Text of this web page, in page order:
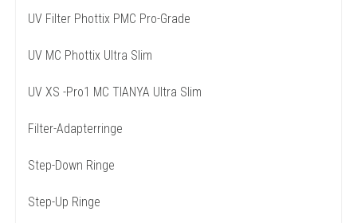
UV Filter Phottix PMC Pro-Grade
UV MC Phottix Ultra Slim
UV XS -Pro1 MC TIANYA Ultra Slim
Filter-Adapterringe
Step-Down Ringe
Step-Up Ringe